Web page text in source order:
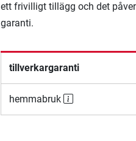
ett frivilligt tillägg och det
garanti.
tillverkargaranti
hemmabruk